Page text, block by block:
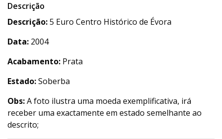
Descrição
Descrição:5 Euro Centro Histórico de Évora
Data: 2004
Acabamento: Prata
Estado:Soberba
Obs:A foto ilustra uma moeda exemplificativa, irá
receber uma exactamente em estado semelhante ao
descrito;